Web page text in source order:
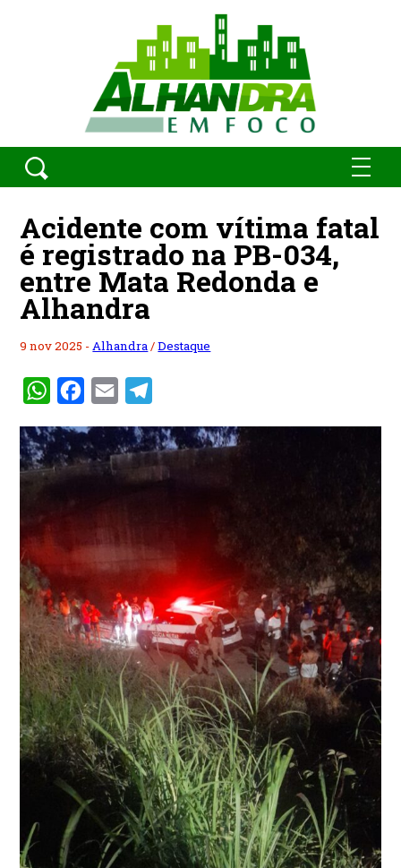
Acidente com vítima fatal
é registrado na PB-034,
entre Mata Redonda e
Alhandra
9 nov 2025 -Alhandra/Destaque
WhatsAppFacebook
Email